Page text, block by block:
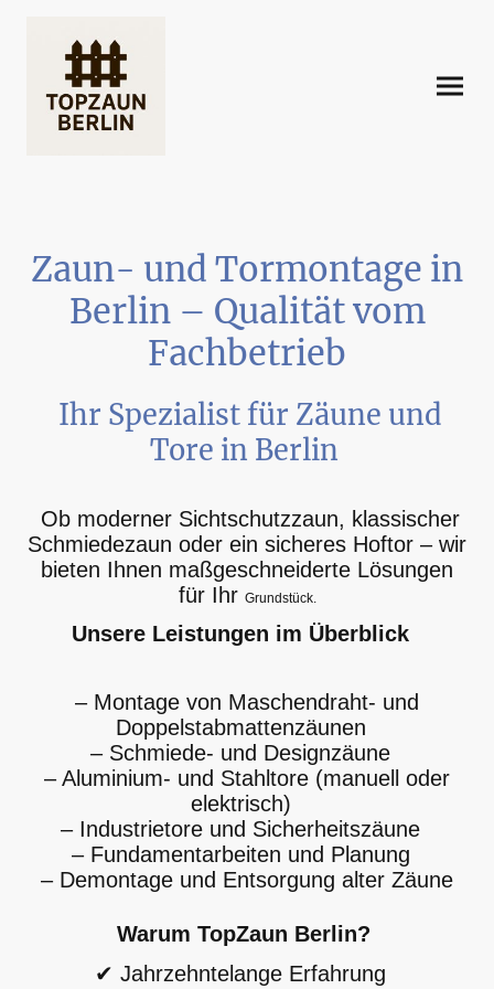
Zaun- und Tormontage in
Berlin – Qualität vom
Fachbetrieb
Ihr Spezialist für Zäune und
Tore in Berlin
Ob moderner Sichtschutzzaun, klassischer
Schmiedezaun oder ein sicheres Hoftor – wir
bieten Ihnen maßgeschneiderte Lösungen
für Ihr Grundstück.
Unsere Leistungen im Überblick
– Montage von Maschendraht- und
Doppelstabmattenzäunen
– Schmiede- und Designzäune
– Aluminium- und Stahltore (manuell oder
elektrisch)
– Industrietore und Sicherheitszäune
– Fundamentarbeiten und Planung
– Demontage und Entsorgung alter Zäune
Warum TopZaun Berlin?
✔ Jahrzehntelange Erfahrung